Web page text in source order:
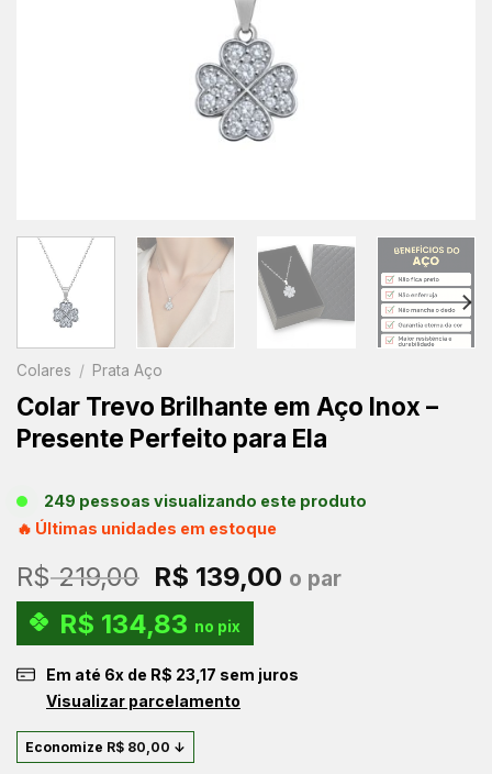
Colares / Prata Aço
Colar Trevo Brilhante em Aço Inox –
Presente Perfeito para Ela
249 pessoas visualizando este produto
🔥 Últimas unidades em estoque
R$219,00 O
preço
original
era:
R$ 219,00.
R$ 139,00 O
R$ 139,00.
o par
R$ 134,83 no pix
Em até 6x de R$ 23,17 sem juros
Visualizar parcelamento
Economize R$ 80,00 ↓